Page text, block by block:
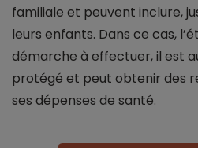
familiale et peuvent inclure,
leurs enfants. Dans ce cas,
démarche à effectuer, il est
protégé et peut obtenir des
ses dépenses de santé.